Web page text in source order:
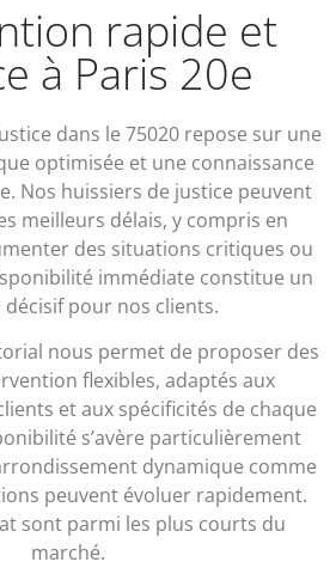
rapide et
à Paris 20e
dans le 75020 repose sur une
optimisée et une connaissance
Nos huissiers de justice peuvent
meilleurs délais, y compris en
des situations critiques ou
immédiate constitue un
décisif pour nos clients.
nous permet de proposer des
flexibles, adaptés aux
et aux spécificités de chaque
s’avère particulièrement
dynamique comme
peuvent évoluer rapidement.
sont parmi les plus courts du
marché.